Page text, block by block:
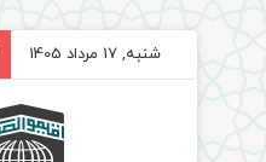
شنبه, 17 مرداد 1405